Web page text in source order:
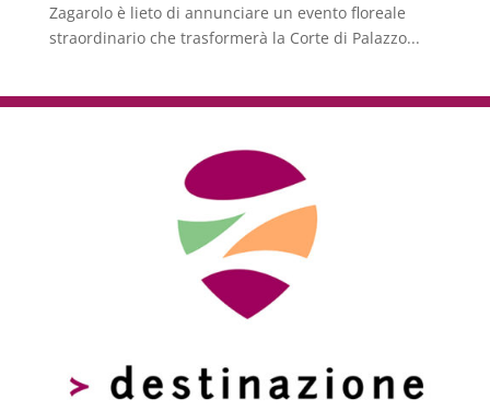
Zagarolo è lieto di annunciare un evento floreale
straordinario che trasformerà la Corte di Palazzo...